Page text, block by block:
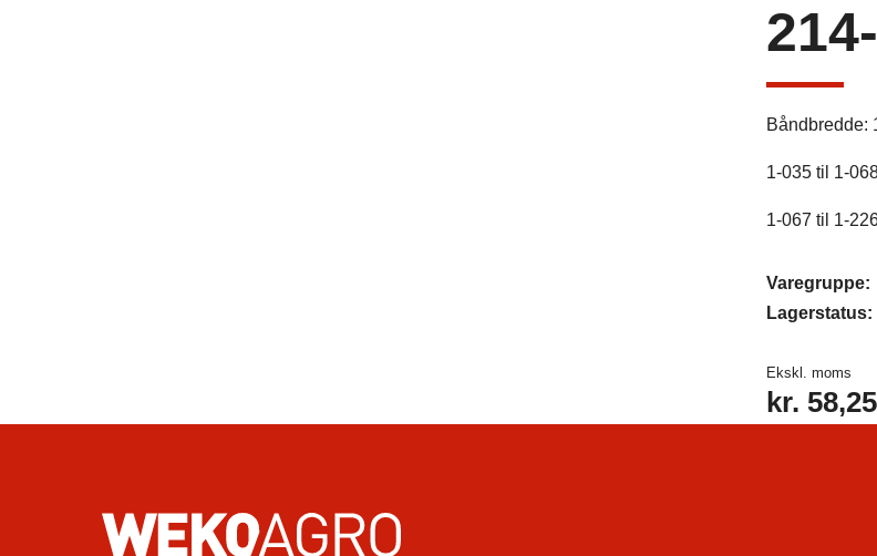
Båndbredde:
1-035 til 1-
1-067 til 1-
Varegruppe:
Lagerstatus:
Ekskl. moms
kr. 58,25